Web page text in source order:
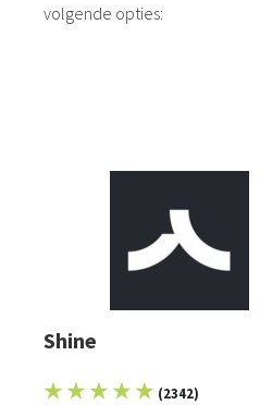
volgende opties:
Shine
★ ★ ★ ★ ★ (2342)